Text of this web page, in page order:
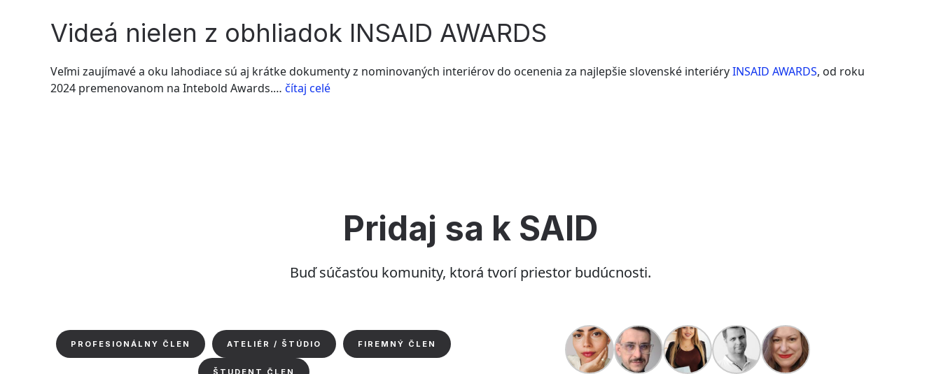
Videá nielen z obhliadok INSAID AWARDS
Veľmi zaujímavé a oku lahodiace sú aj krátke dokumenty z nominovaných interiérov do ocenenia za najlepšie slovenské interiéryINSAID AWARDS, od roku
2024 premenovanom na Intebold Awards.… čítaj celé“Celoživotné
Pridaj sa k SAID
Buď súčasťou komunity, ktorá tvorí priestor budúcnosti.
PROFESIONÁLNY ČLEN ATELIÉR / ŠTÚDIO FIREMNÝ ČLEN
ŠTUDENT ČLEN